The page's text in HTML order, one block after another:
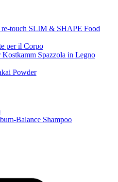
re-touch SLIM & SHAPE Food
per il Corpo
Spazzola in Legno
Powder
Balance Shampoo